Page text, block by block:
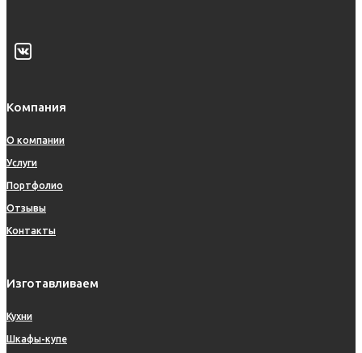
Компания
О компании
Услуги
Портфолио
Отзывы
Контакты
Изготавливаем
Кухни
Шкафы-купе